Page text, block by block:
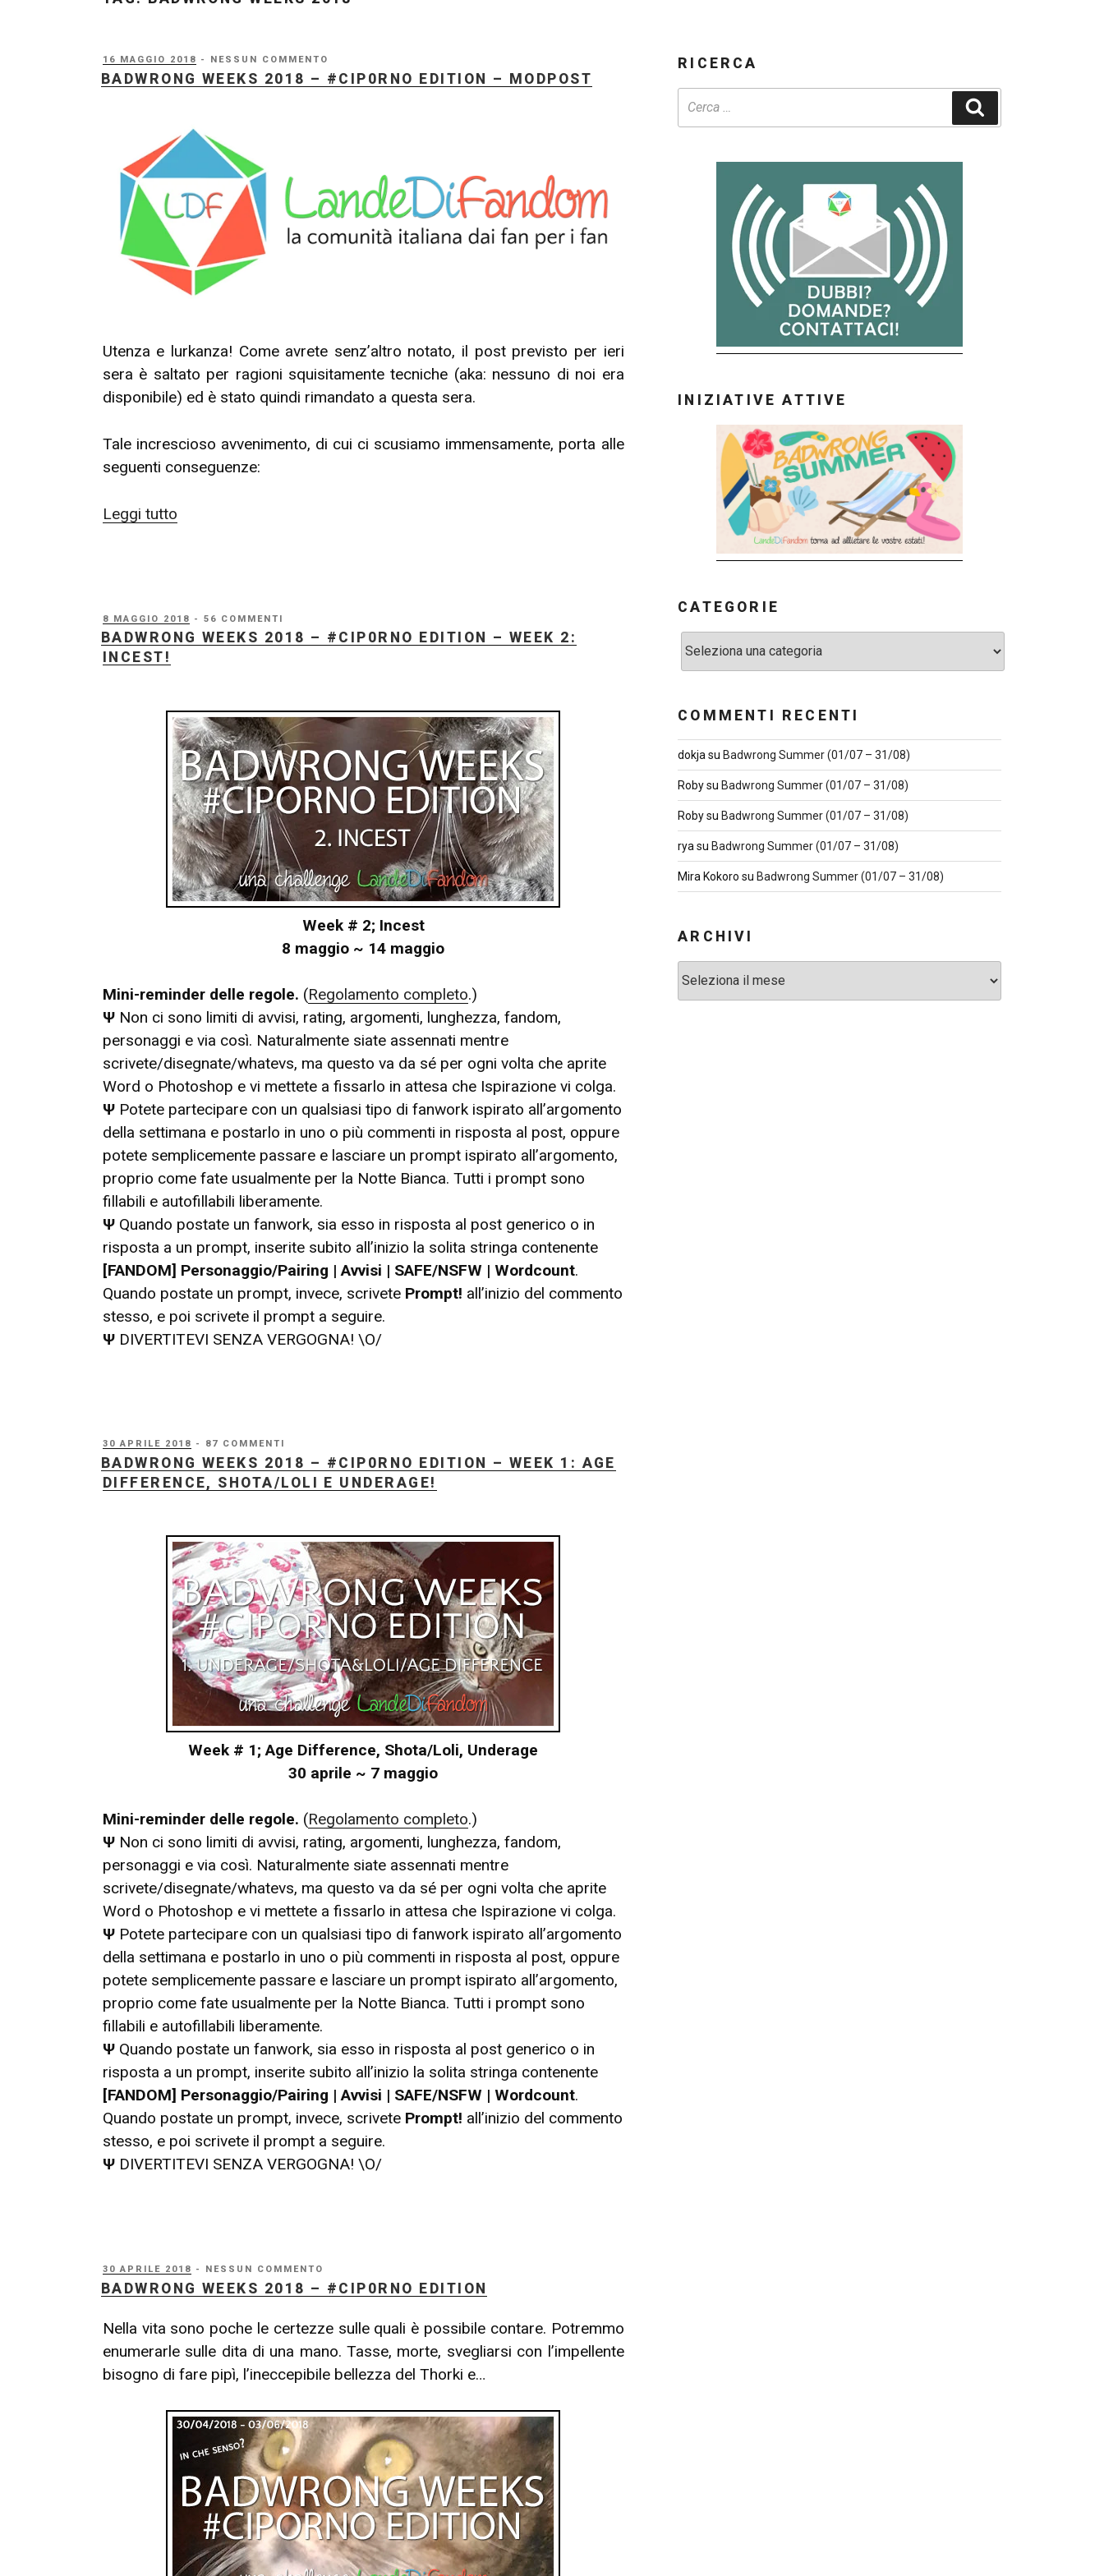
PUBBLICATO
IL
16 MAGGIO 2018 - NESSUN COMMENTO
BADWRONG WEEKS 2018 – #CIP0RNO EDITION – MODPOST
Utenza e lurkanza! Come avrete senz’altro notato, il post previsto per ieri
sera è saltato per ragioni squisitamente tecniche (aka: nessuno di noi era
disponibile) ed è stato quindi rimandato a questa sera.
Tale increscioso avvenimento, di cui ci scusiamo immensamente, porta alle
seguenti conseguenze:
Leggi tutto“Badwrong
Edition
–
PUBBLICATO
IL
8 MAGGIO 2018 - 56 COMMENTI
BADWRONG WEEKS 2018 – #CIP0RNO EDITION – WEEK 2:
INCEST!
Week # 2; Incest
8 maggio ~ 14 maggio
Mini-reminder delle regole. (Regolamento completo.)
ΨNon ci sono limiti di avvisi, rating, argomenti, lunghezza, fandom,
personaggi e via così. Naturalmente siate assennati mentre
scrivete/disegnate/whatevs, ma questo va da sé per ogni volta che aprite
Word o Photoshop e vi mettete a fissarlo in attesa che Ispirazione vi colga.
ΨPotete partecipare con un qualsiasi tipo di fanwork ispirato all’argomento
della settimana e postarlo in uno o più commenti in risposta al post, oppure
potete semplicemente passare e lasciare un prompt ispirato all’argomento,
proprio come fate usualmente per la Notte Bianca. Tutti i prompt sono
fillabili e autofillabili liberamente.
ΨQuando postate un fanwork, sia esso in risposta al post generico o in
risposta a un prompt, inserite subito all’inizio la solita stringa contenente
[FANDOM] Personaggio/Pairing | Avvisi | SAFE/NSFW | Wordcount.
Quando postate un prompt, invece, scrivete Prompt! all’inizio del commento
stesso, e poi scrivete il prompt a seguire.
ΨDIVERTITEVI SENZA VERGOGNA! \O/
PUBBLICATO
IL
30 APRILE 2018 - 87 COMMENTI
BADWRONG WEEKS 2018 – #CIP0RNO EDITION – WEEK 1: AGE
DIFFERENCE, SHOTA/LOLI E UNDERAGE!
Week # 1; Age Difference, Shota/Loli, Underage
30 aprile ~ 7 maggio
Mini-reminder delle regole. (Regolamento completo.)
ΨNon ci sono limiti di avvisi, rating, argomenti, lunghezza, fandom,
personaggi e via così. Naturalmente siate assennati mentre
scrivete/disegnate/whatevs, ma questo va da sé per ogni volta che aprite
Word o Photoshop e vi mettete a fissarlo in attesa che Ispirazione vi colga.
ΨPotete partecipare con un qualsiasi tipo di fanwork ispirato all’argomento
della settimana e postarlo in uno o più commenti in risposta al post, oppure
potete semplicemente passare e lasciare un prompt ispirato all’argomento,
proprio come fate usualmente per la Notte Bianca. Tutti i prompt sono
fillabili e autofillabili liberamente.
ΨQuando postate un fanwork, sia esso in risposta al post generico o in
risposta a un prompt, inserite subito all’inizio la solita stringa contenente
[FANDOM] Personaggio/Pairing | Avvisi | SAFE/NSFW | Wordcount.
Quando postate un prompt, invece, scrivete Prompt! all’inizio del commento
stesso, e poi scrivete il prompt a seguire.
ΨDIVERTITEVI SENZA VERGOGNA! \O/
PUBBLICATO
IL
30 APRILE 2018 - NESSUN COMMENTO
BADWRONG WEEKS 2018 – #CIP0RNO EDITION
Nella vita sono poche le certezze sulle quali è possibile contare. Potremmo
enumerarle sulle dita di una mano. Tasse, morte, svegliarsi con l’impellente
bisogno di fare pipì, l’ineccepibile bellezza del Thorki e…
RICERCA
INIZIATIVE ATTIVE
CATEGORIE
COMMENTI RECENTI
dokjasu Badwrong Summer (01/07 – 31/08)
Robysu Badwrong Summer (01/07 – 31/08)
Robysu Badwrong Summer (01/07 – 31/08)
ryasu Badwrong Summer (01/07 – 31/08)
Mira Kokoro su Badwrong Summer (01/07 – 31/08)
ARCHIVI